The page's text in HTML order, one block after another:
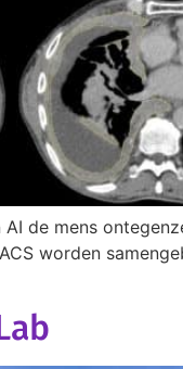
de mens
worden